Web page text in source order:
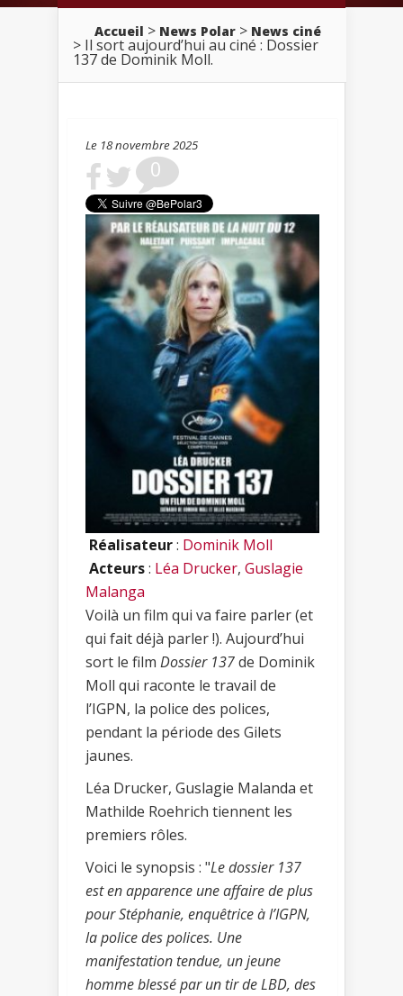
Accueil > News Polar > News ciné
> Il sort aujourd’hui au ciné : Dossier
137 de Dominik Moll.
Le 18 novembre 2025
0
Réalisateur: Dominik Moll
Acteurs: Léa Drucker, Guslagie
Malanga
Voilà un film qui va faire parler (et
qui fait déjà parler !). Aujourd’hui
sort le film Dossier 137de Dominik
Moll qui raconte le travail de
l’IGPN, la police des polices,
pendant la période des Gilets
jaunes.
Léa Drucker, Guslagie Malanda et
Mathilde Roehrich tiennent les
premiers rôles.
Voici le synopsis : "Le dossier 137
est en apparence une affaire de plus
pour Stéphanie, enquêtrice à l’IGPN,
la police des polices. Une
manifestation tendue, un jeune
homme blessé par un tir de LBD, des